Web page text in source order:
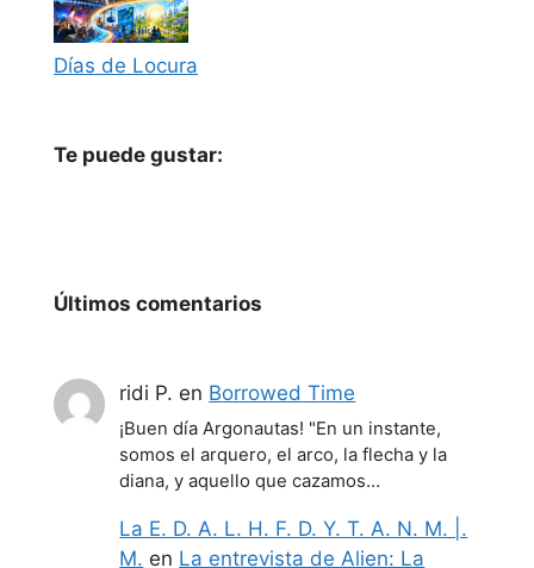
Días de Locura
Te puede gustar:
Últimos comentarios
ridi P. en Borrowed Time
¡Buen día Argonautas! "En un instante,
somos el arquero, el arco, la flecha y la
diana, y aquello que cazamos…
La E. D. A. L. H. F. D. Y. T. A. N. M. |.
M. en La entrevista de Alien: La